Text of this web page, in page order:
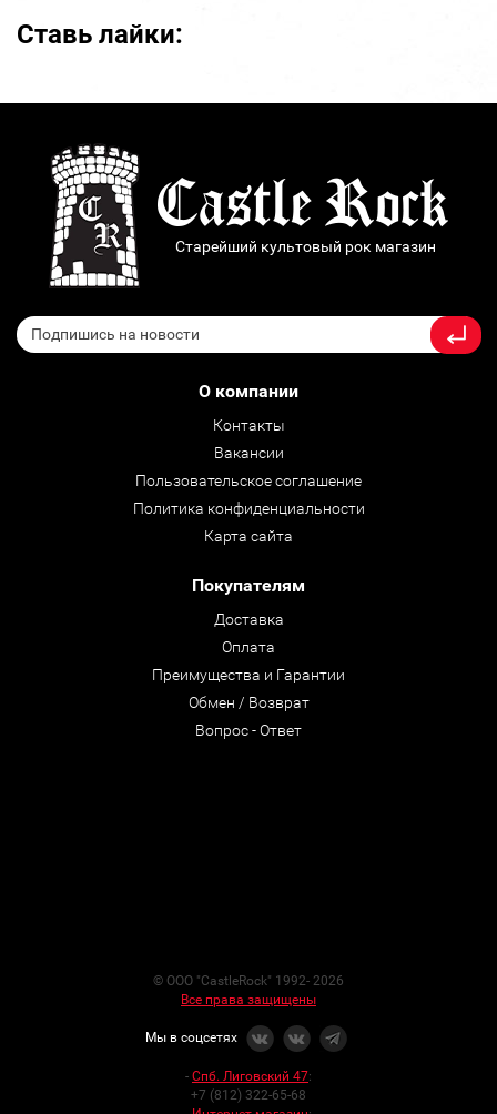
Ставь лайки:
Старейший культовый рок магазин
О компании
Контакты
Вакансии
Пользовательское соглашение
Политика конфиденциальности
Карта сайта
Покупателям
Доставка
Оплата
Преимущества и Гарантии
Обмен / Возврат
Вопрос - Ответ
© ООО "CastleRock" 1992- 2026
Все права защищены
Мы в соцсетях
- Спб. Лиговский 47:
+7 (812) 322-65-68